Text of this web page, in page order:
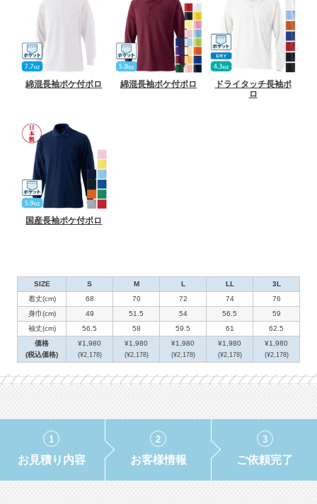
綿混長袖ポケ付ポロ 綿混長袖ポケ付ポロ
ドライタッチ長袖ポ
ロ
国産長袖ポケ付ポロ
SIZE S M L LL
3L
着丈(cm)
68 70 72 74
76
身巾(cm)
49 51.5 54 56.5
59
袖丈(cm)
56.5 58 59.5 61
62.5
価格
(税込価格)
¥1,980
(¥2,178)
¥1,980
(¥2,178)
¥1,980
(¥2,178)
¥1,980
(¥2,178)
¥1,980
(¥2,178)